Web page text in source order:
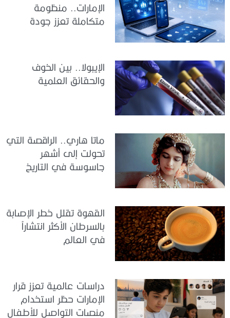
الإمارات.. منظومة
متكاملة تعزز جودة
الإيبولا.. بين الخوف
والحقائق العلمية
ماتا هاري.. الراقصة التي
تحولت إلى أشهر
جاسوسة في التاريخ
القهوة تقلل خطر الإصابة
بالسرطان الأكثر انتشاراً
في العالم
دراسات عالمية تعزز قرار
الإمارات حظر استخدام
منصات التواصل للأطفال